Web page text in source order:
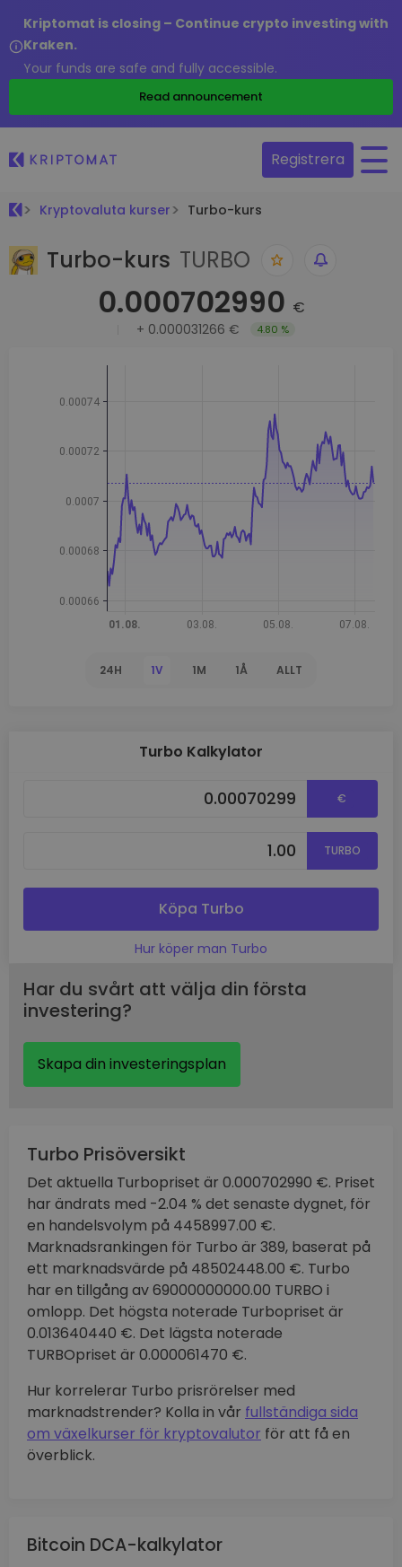
Kriptomat is closing – Continue crypto investing with
Kraken.
Your funds are safe and fully accessible.
Read announcement
Registrera
Kryptovaluta kurser Turbo-kurs
Turbo-kurs TURBO
0.000702990 €
+ 0.000031266 € 4.80 %
24H 1V 1M 1Å ALLT
Turbo Kalkylator
€
TURBO
Köpa Turbo
Hur köper man Turbo
Har du svårt att välja din första
investering?
Skapa din investeringsplan
Turbo Prisöversikt
Det aktuella Turbopriset är 0.000702990 €. Priset
har ändrats med -2.04 % det senaste dygnet, för
en handelsvolym på 4458997.00 €.
Marknadsrankingen för Turbo är 389, baserat på
ett marknadsvärde på 48502448.00 €. Turbo
har en tillgång av 69000000000.00 TURBO i
omlopp. Det högsta noterade Turbopriset är
0.013640440 €. Det lägsta noterade
TURBOpriset är 0.000061470 €.
Hur korrelerar Turbo prisrörelser med
marknadstrender? Kolla in vår fullständiga sida
om växelkurser för kryptovalutor för att få en
överblick.
Bitcoin DCA-kalkylator